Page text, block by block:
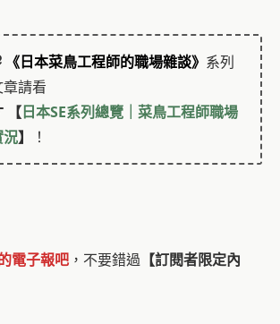
《日本菜鳥工程師的職場雜談》 系列
請看
【日本SE系列總覽｜菜鳥工程師職場
況】 ！
電子報吧 ，不要錯過 【訂閱者限定內